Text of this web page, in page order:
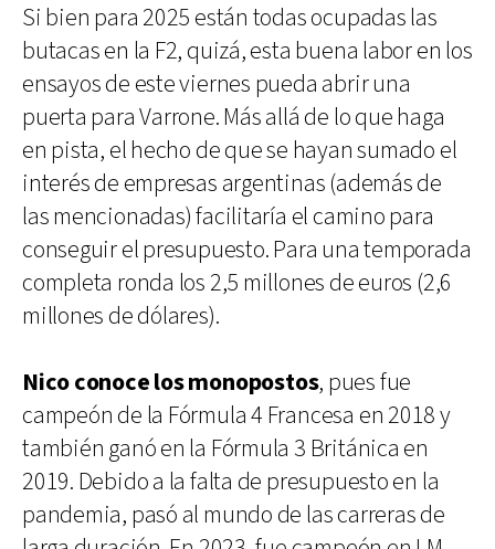
Si bien para 2025 están todas ocupadas las
butacas en la F2, quizá, esta buena labor en los
ensayos de este viernes pueda abrir una
puerta para Varrone. Más allá de lo que haga
en pista, el hecho de que se hayan sumado el
interés de empresas argentinas (además de
las mencionadas) facilitaría el camino para
conseguir el presupuesto. Para una temporada
completa ronda los 2,5 millones de euros (2,6
millones de dólares).
Nico conoce los monopostos, pues fue
campeón de la Fórmula 4 Francesa en 2018 y
también ganó en la Fórmula 3 Británica en
2019. Debido a la falta de presupuesto en la
pandemia, pasó al mundo de las carreras de